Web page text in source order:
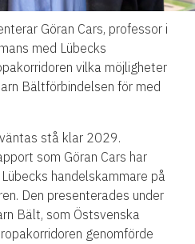
Göran Cars, professor i
med Lübecks
vilka möjligheter
Bältförbindelsen för med
stå klar 2029.
som Göran Cars har
handelskammare på
Den presenterades under
Bält, som Östsvenska
genomförde